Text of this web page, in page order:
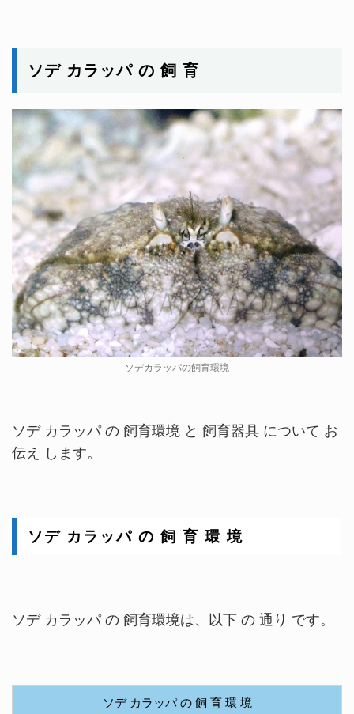
ソデ カラッパ の 飼 育
ソデカラッパの飼育環境
ソデ カラッパ の 飼育環境 と 飼育器具 について お
伝え します。
ソデ カラッパ の 飼 育 環 境
ソデ カラッパ の 飼育環境は、以下 の 通り です。
ソデ カラッパ の 飼 育 環 境